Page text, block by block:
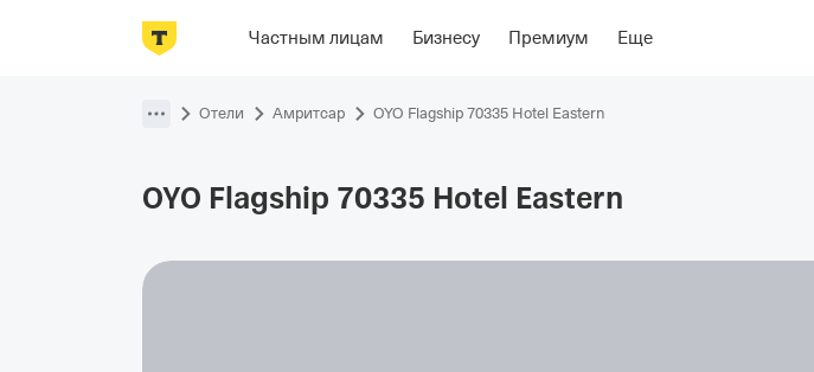
Частным лицам Бизнесу Премиум Еще
Фотографии НомераРасположение
Отели Амритсар OYO Flagship 70335 Hotel Eastern
OYO Flagship 70335 Hotel Eastern